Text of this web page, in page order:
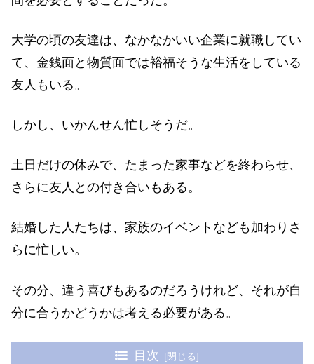
大学の頃の友達は、なかなかいい企業に就職してい
て、金銭面と物質面では裕福そうな生活をしている
友人もいる。
しかし、いかんせん忙しそうだ。
土日だけの休みで、たまった家事などを終わらせ、
さらに友人との付き合いもある。
結婚した人たちは、家族のイベントなども加わりさ
らに忙しい。
その分、違う喜びもあるのだろうけれど、それが自
分に合うかどうかは考える必要がある。
目次